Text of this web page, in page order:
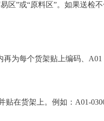
区”或“原料区”。如果送检
为每个货架贴上编码、
在货架上。例如：A01-